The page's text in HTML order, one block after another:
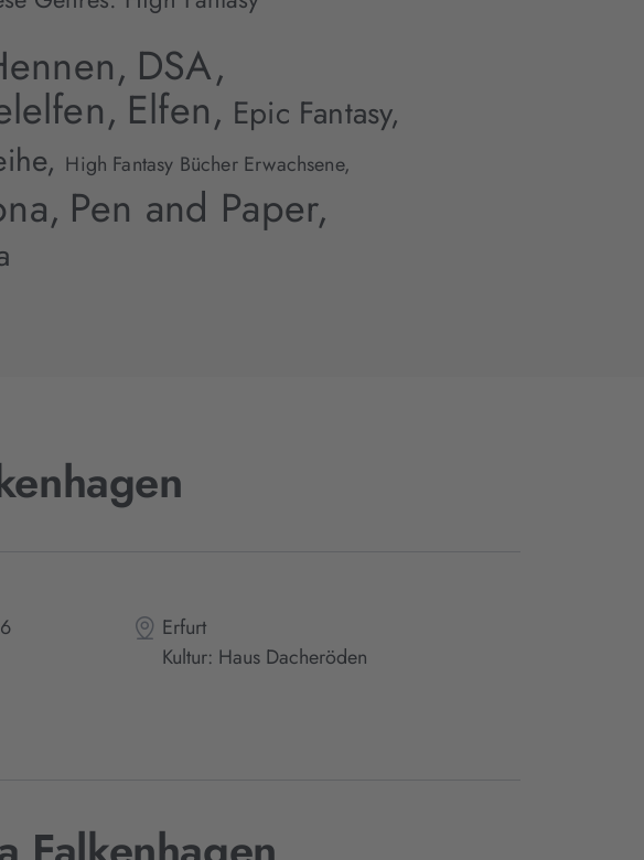
DSA,
Elfen, Epic Fantasy,
High Fantasy Bücher Erwachsene,
Pen and Paper,
Erfurt
Kultur: Haus Dacheröden